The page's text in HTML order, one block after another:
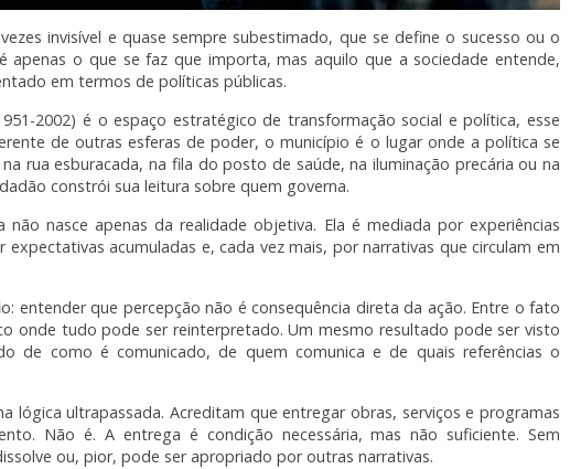
invisível e quase sempre subestimado, que se define o sucesso ou o
apenas o que se faz que importa, mas aquilo que a sociedade entende,
em termos de políticas públicas.
2002) é o espaço estratégico de transformação social e política, esse
de outras esferas de poder, o município é o lugar onde a política se
rua esburacada, na fila do posto de saúde, na iluminação precária ou na
constrói sua leitura sobre quem governa.
nasce apenas da realidade objetiva. Ela é mediada por experiências
acumuladas e, cada vez mais, por narrativas que circulam em
entender que percepção não é consequência direta da ação. Entre o fato
onde tudo pode ser reinterpretado. Um mesmo resultado pode ser visto
de como é comunicado, de quem comunica e de quais referências o
lógica ultrapassada. Acreditam que entregar obras, serviços e programas
Não é. A entrega é condição necessária, mas não suficiente. Sem
ou, pior, pode ser apropriado por outras narrativas.